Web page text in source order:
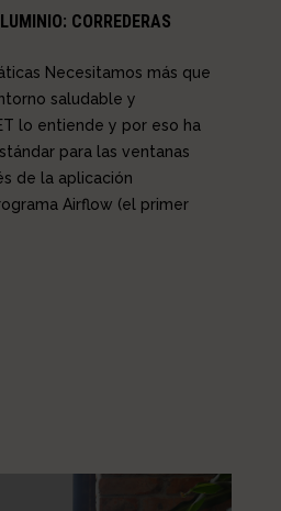
CORREDERAS
Necesitamos más que
saludable y
lo entiende y por eso ha
para las ventanas
de la aplicación
Airflow (el primer